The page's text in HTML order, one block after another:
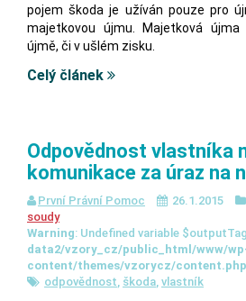
pojem škoda je užíván pouze pro
majetkovou újmu. Majetková
újmě, či v ušlém zisku.
Celý článek
Odpovědnost vlastníka
komunikace za úraz na
První Právní Pomoc 26.1.2015
soudy
Warning: Undefined variable
data2/vzory_cz/public_html/www/
content/themes/vzorycz/content.php
odpovědnost, škoda, vlastník